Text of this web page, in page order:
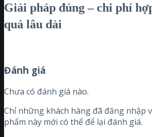
Giải pháp đúng – chi phí
quả lâu dài
Đánh giá
Chưa có đánh giá nào.
Chỉ những khách hàng đã đăng nhập
phẩm này mới có thể để lại đánh giá.